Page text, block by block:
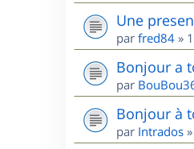
Une
par fred84 »
Bonjour a
par
Bonjour à
par Intrados »